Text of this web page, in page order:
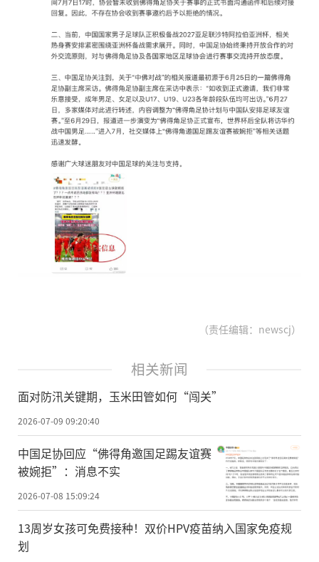
（责任编辑：newscj）
相关新闻
面对防汛关键期，玉米田管如何“闯关”
2026-07-09 09:20:40
中国足协回应“佛得角邀国足踢友谊赛
被婉拒”：消息不实
2026-07-08 15:09:24
13周岁女孩可免费接种！双价HPV疫苗纳入国家免疫规
划